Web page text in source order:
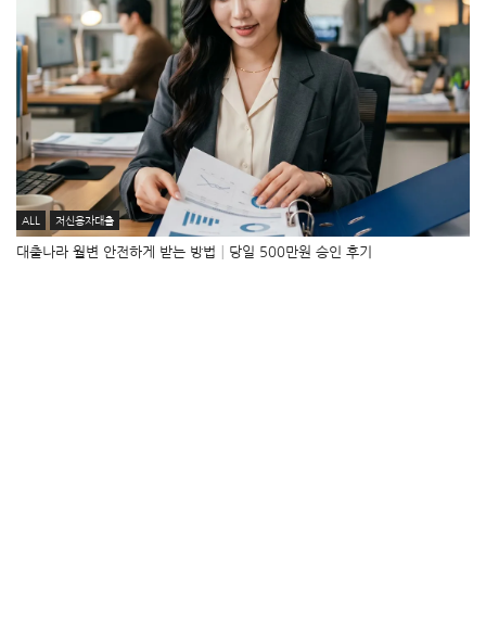
ALL 저신용자대출
대출나라 월변 안전하게 받는 방법│당일 500만원 승인 후기